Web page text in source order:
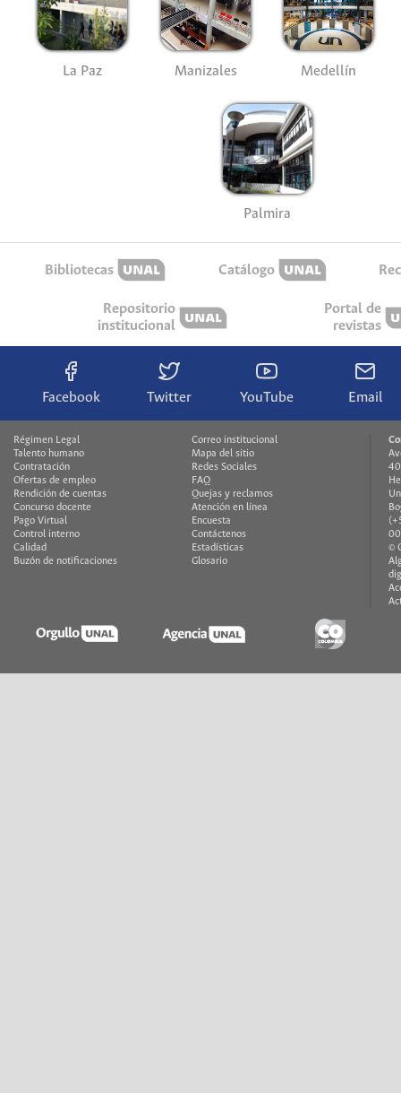
La Paz Manizales Medellín
Palmira
Bibliotecas Catálogo
Repositorio
institucional
Portal de
revistas
Facebook Twitter YouTube Email
Régimen Legal
Talento humano
Contratación
Ofertas de empleo
Rendición de cuentas
Concurso docente
Pago Virtual
Control interno
Calidad
Buzón de notificaciones
Correo institucional
Mapa del sitio
Redes Sociales
FAQ
Quejas y reclamos
Atención en línea
Encuesta
Contáctenos
Estadísticas
Glosario
©